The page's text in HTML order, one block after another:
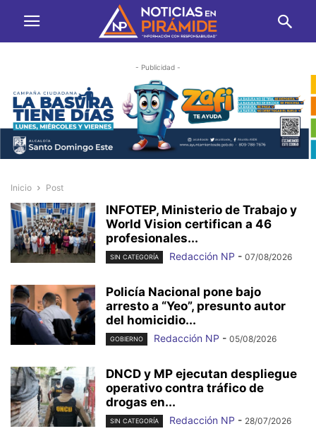
- Publicidad -
Inicio Post
INFOTEP, Ministerio de Trabajo y
World Vision certifican a 46
profesionales...
SIN CATEGORÍA Redacción NP - 07/08/2026
Policía Nacional pone bajo
arresto a “Yeo”, presunto autor
del homicidio...
GOBIERNO Redacción NP - 05/08/2026
DNCD y MP ejecutan despliegue
operativo contra tráfico de
drogas en...
SIN CATEGORÍA Redacción NP - 28/07/2026